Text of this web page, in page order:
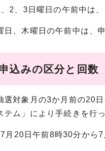
2、3日曜日の午前中は、
、木曜日の午前中は、申
込みの区分と回数
対象月の3か月前の20
テム」により手続きを行
月20日午前8時30分から